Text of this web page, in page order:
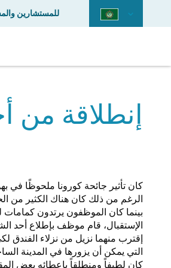
للمستشارين
إنطلاقة من
كان تأثير جائحة كورونا ملحوظًا في
الرغم من ذلك كان هناك الكثير من
بينما كان الموظفون يرتدون كمامات
الإستقبال، قام موظف بإطلاع أحد
إقترب منهما نزيل من نزلاء الفندق
التي يمكن أن يزورها في المدينة
كان لطيفاً ومنطلقاً بإعطائه بعض